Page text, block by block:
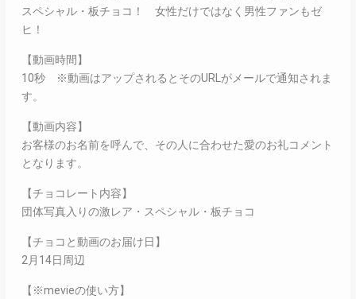
スペシャル・板チョコ！ 女性だけではなく男性ファンもゼ
ヒ！
【動画時間】
10秒 ※動画はアップされるとそのURLがメールで通知されま
す。
【動画内容】
お客様のお名前を呼んで、その人に合わせた愛のお礼コメント
となります。
【チョコレート内容】
団体写真入りの激レア・スペシャル・板チョコ
【チョコと動画のお届け日】
2月14日周辺
【※mevieの使い方】